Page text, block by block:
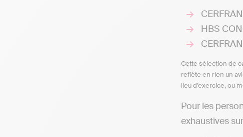
HBS
Cette sélection de
reflète en rien un
lieu d'exercice, ou
Pour les
exhaustives